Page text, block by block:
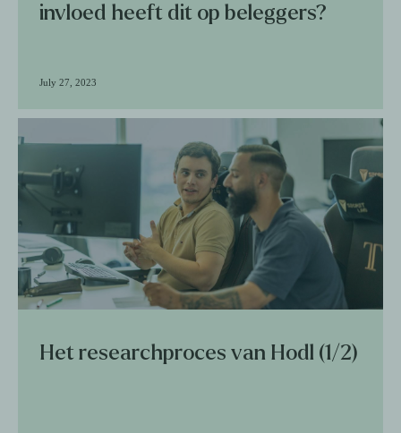
invloed heeft dit op beleggers?
July 27, 2023
Het researchproces van Hodl (1/2)